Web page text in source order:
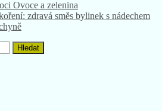
Ovoce a zelenina
zdravá směs bylinek s nádechem